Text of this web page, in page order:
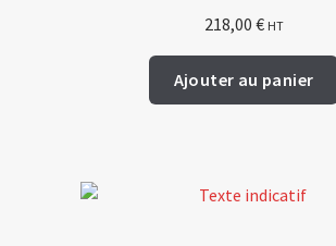
218,00 € HT
Ajouter au panier